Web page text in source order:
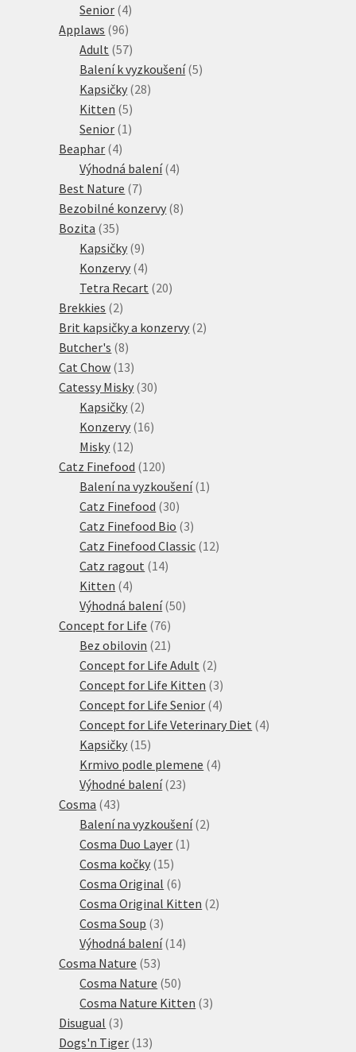
Senior 44
produkty
Applaws 9696
produktů
Adult 5757
produktů
Balení k vyzkoušení 55
Kapsičky 2828
Kitten 55
produktů
Senior 11
Beaphar 44
produkty
Výhodná balení 44
Best Nature 77
produktů
Bezobilné konzervy 88
Bozita 3535
produktů
Kapsičky 99
produktů
Konzervy 44
produkty
Tetra Recart 2020
Brekkies 22
produkty
Brit kapsičky a konzervy 22
Butcher's 88
produktů
Cat Chow 1313
produktů
Catessy Misky 3030
Kapsičky 22
produkty
Konzervy 1616
Misky 1212
produktů
Catz Finefood 120120
produktů
Balení na vyzkoušení 11
Catz Finefood 3030
produktů
Catz Finefood Bio 33
produkty
Catz Finefood Classic 1212
Catz ragout 1414
Kitten 44
produkty
Výhodná balení 5050
Concept for Life 7676
produktů
Bez obilovin 2121
produktů
Concept for Life Adult 22
produkty
Concept for Life Kitten 33
produkty
Concept for Life Senior 44
produkty
Concept for Life Veterinary Diet 44
Kapsičky 1515
produktů
Krmivo podle plemene 44
Výhodné balení 2323
Cosma 4343
produktů
Balení na vyzkoušení 22
Cosma Duo Layer 11
Cosma kočky 1515
produktů
Cosma Original 66
produktů
Cosma Original Kitten 22
Cosma Soup 33
produkty
Výhodná balení 1414
Cosma Nature 5353
produktů
Cosma Nature 5050
produktů
Cosma Nature Kitten 33
Disugual 33
produkty
Dogs'n Tiger 1313